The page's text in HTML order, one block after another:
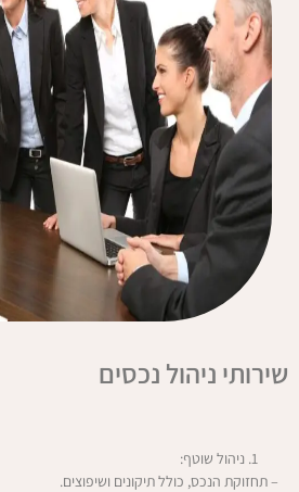
שירותי ניהול נכסים
ניהול שוטף:
– תחזוקת הנכס, כולל תיקונים ושיפוצים.